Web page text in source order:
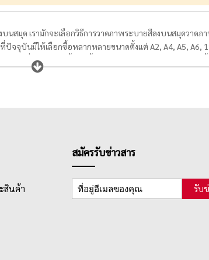
สมุด เรามักจะเลือกวิธีการวาดภาพระบายสีลงบนสมุดวาดภ
จจุบันมีให้เลือกซื้อหลากหลายขนาดตั้งแต่ A2, A4, A5, A6,
าอยู่ที่ 200 แกรมขึ้นไป นื้อกระดาษมีคุณภาพดี เรียบเนียน เนื้อ
เช่น กระดาษที่เหมาะกับระบายสีน้ำ, กระดาษที่เหมาะกับระ
สินค้า
สมัครรับข่าวสาร
รับ